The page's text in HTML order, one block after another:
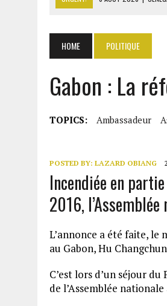
6 AOÛT 2026 | RWANDA : LES
6 AOÛT 2026
MONDIAL 2030 :
HOME POLITIQUE
Gabon : La
TOPICS: Ambassadeur
POSTED BY: LAZARD OBIANG
Incendiée en
2016,
L’annonce a été faite, le
au Gabon, Hu
C’est lors d’un séjour
de l’Assemblée